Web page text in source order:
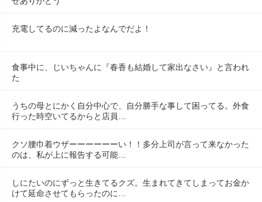
充電してるのに減ったよなんでだよ！
食事中に、じいちゃんに『春香も結婚して家出なさい』と言われ
た
うちの母とにかく自分中心で、自分勝手な事して困ってる。外食
行った時空いてるからと店員…
クソ腰巾着ウザーーーーーーい！！多分上司が言って来なかった
のは、私が上に報告する可能…
しにたいのにずっと生きてるクズ。生まれてきてしまってお金か
けて延命させてもらったのに…